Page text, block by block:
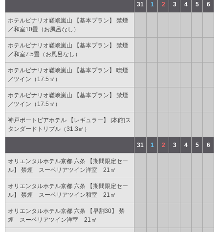
31 1 2 3 4 5 6
ホテルビナリオ嵯峨嵐山 【基本プラン】 禁煙
／和室10畳（お風呂なし）
ホテルビナリオ嵯峨嵐山 【基本プラン】 禁煙
／和室7.5畳（お風呂なし）
ホテルビナリオ嵯峨嵐山 【基本プラン】 喫煙
／ツイン（17.5㎡）
ホテルビナリオ嵯峨嵐山 【基本プラン】 禁煙
／ツイン（17.5㎡）
神戸ポートピアホテル 【レギュラー】 [本館]ス
タンダードトリプル（31.3㎡）
31 1 2 3 4 5 6
オリエンタルホテル京都 六条 【期間限定セー
ル】 禁煙 スーペリアツイン洋室 21㎡
オリエンタルホテル京都 六条 【期間限定セー
ル】 禁煙 スーペリアツイン和室 21㎡
オリエンタルホテル京都 六条 【早割30】 禁
煙 スーペリアツイン洋室 21㎡